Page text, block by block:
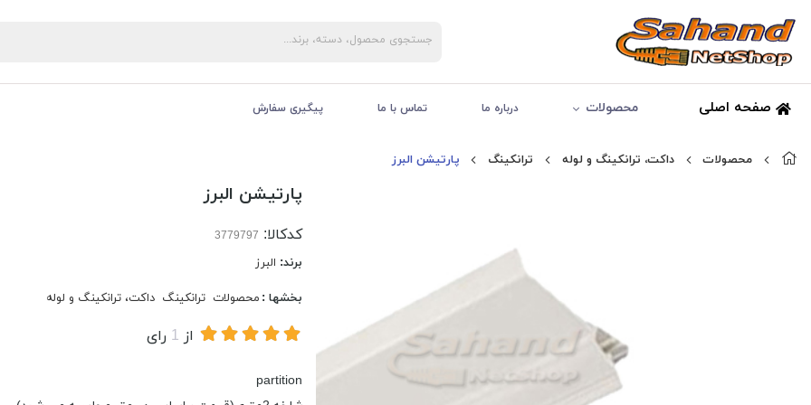
صفحه اصلی محصولات درباره ما تماس با ما پیگیری سفارش
محصولات داکت، ترانکینگ و لوله ترانکینگ پارتیشن البرز
پارتیشن البرز
کدکالا:
برند: البرز
بخشها : محصولات ترانکینگ داکت، ترانکینگ و لوله
از 1 رای
partition